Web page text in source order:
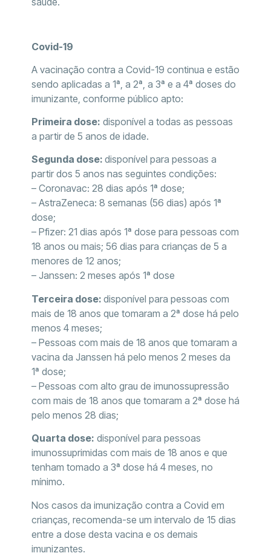
Covid-19
A vacinação contra a Covid-19 continua e estão
sendo aplicadas a 1ª, a 2ª, a 3ª e a 4ª doses do
imunizante, conforme público apto:
Primeira dose: disponível a todas as pessoas
a partir de 5 anos de idade.
Segunda dose: disponível para pessoas a
partir dos 5 anos nas seguintes condições:
– Coronavac: 28 dias após 1ª dose;
– AstraZeneca: 8 semanas (56 dias) após 1ª
dose;
– Pfizer: 21 dias após 1ª dose para pessoas com
18 anos ou mais; 56 dias para crianças de 5 a
menores de 12 anos;
– Janssen: 2 meses após 1ª dose
Terceira dose: disponível para pessoas com
mais de 18 anos que tomaram a 2ª dose há pelo
menos 4 meses;
– Pessoas com mais de 18 anos que tomaram a
vacina da Janssen há pelo menos 2 meses da
1ª dose;
– Pessoas com alto grau de imunossupressão
com mais de 18 anos que tomaram a 2ª dose há
pelo menos 28 dias;
Quarta dose: disponível para pessoas
imunossuprimidas com mais de 18 anos e que
tenham tomado a 3ª dose há 4 meses, no
mínimo.
Nos casos da imunização contra a Covid em
crianças, recomenda-se um intervalo de 15 dias
entre a dose desta vacina e os demais
imunizantes.